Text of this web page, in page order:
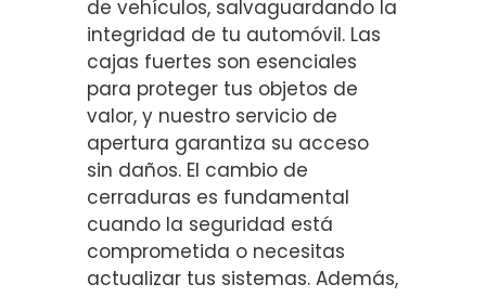
de vehículos, salvaguardando la
integridad de tu automóvil. Las
cajas fuertes son esenciales
para proteger tus objetos de
valor, y nuestro servicio de
apertura garantiza su acceso
sin daños. El cambio de
cerraduras es fundamental
cuando la seguridad está
comprometida o necesitas
actualizar tus sistemas. Además,